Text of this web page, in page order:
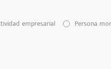
empresarial Persona